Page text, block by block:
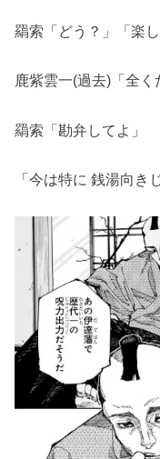
羂索「どう？」「楽し
鹿紫雲一(過去)「全く
羂索「勘弁してよ」
「今は特に 銭湯向き